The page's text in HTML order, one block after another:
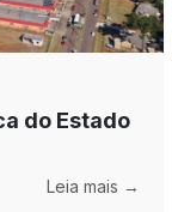
do Estado
Leia mais →